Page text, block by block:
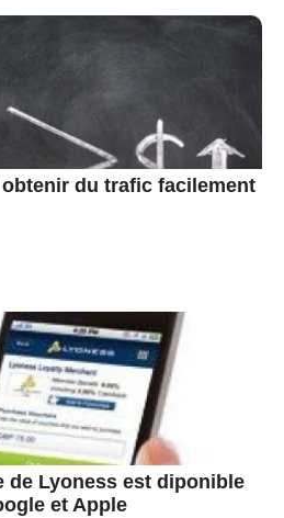
du trafic facilement
de Lyoness est diponible
et Apple